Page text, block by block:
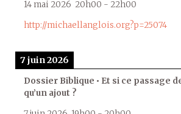
14 mai 2026 20h00 - 22h00
http://michaellanglois.org?p=25074
7 juin 2026
Dossier Biblique • Et si ce passage
qu’un ajout ?